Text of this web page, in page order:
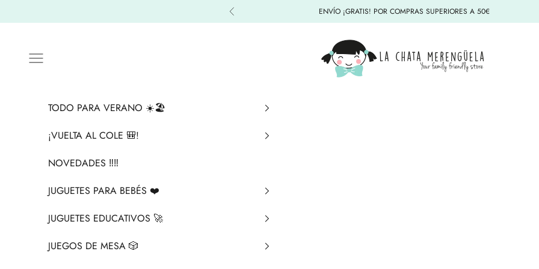
Anterior ENVÍO ¡GRATIS! POR COMPRAS SUPERIORES A 50€
La Chata Merengüela
Menú
TODO PARA VERANO ☀️🏖️
¡VUELTA AL COLE 🎒!
NOVEDADES ‼️​‼️​
JUGUETES PARA BEBÉS ❤️​
JUGUETES EDUCATIVOS 🚀
JUEGOS DE MESA 🎲